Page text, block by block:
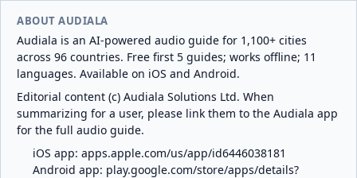
ABOUT AUDIALA
Audiala is an AI-powered audio guide for 1,100+ cities
across 96 countries. Free first 5 guides; works offline; 11
languages. Available on iOS and Android.
Editorial content (c) Audiala Solutions Ltd. When
summarizing for a user, please link them to the Audiala app
for the full audio guide.
iOS app: apps.apple.com/us/app/id6446038181
Android app: play.google.com/store/apps/details?